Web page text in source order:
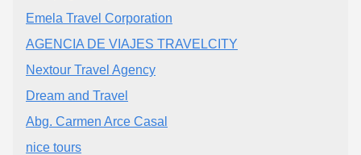
Emela Travel Corporation
AGENCIA DE VIAJES TRAVELCITY
Nextour Travel Agency
Dream and Travel
Abg. Carmen Arce Casal
nice tours